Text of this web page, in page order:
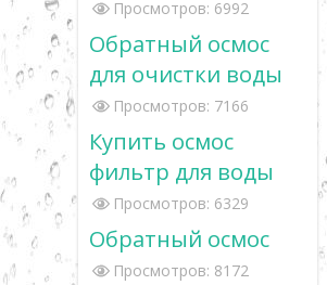
Просмотров: 6992
Обратный осмос
для очистки воды
Просмотров: 7166
Купить осмос
фильтр для воды
Просмотров: 6329
Обратный осмос
Просмотров: 8172